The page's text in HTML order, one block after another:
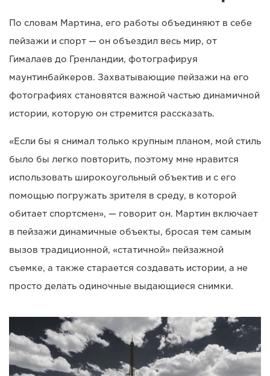
По словам Мартина, его работы объединяют в себе
пейзажи и спорт — он объездил весь мир, от
Гималаев до Гренландии, фотографируя
маунтинбайкеров. Захватывающие пейзажи на его
фотографиях становятся важной частью динамичной
истории, которую он стремится рассказать.
«Если бы я снимал только крупным планом, мой стиль
было бы легко повторить, поэтому мне нравится
использовать широкоугольный объектив и с его
помощью погружать зрителя в среду, в которой
обитает спортсмен», — говорит он. Мартин включает
в пейзажи динамичные объекты, бросая тем самым
вызов традиционной, «статичной» пейзажной
съемке, а также старается создавать истории, а не
просто делать одиночные выдающиеся снимки.